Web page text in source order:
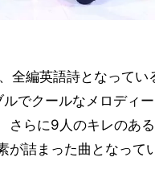
全編英語詩となってい
でクールなメロディ
さらに9人のキレのあ
が詰まった曲となって